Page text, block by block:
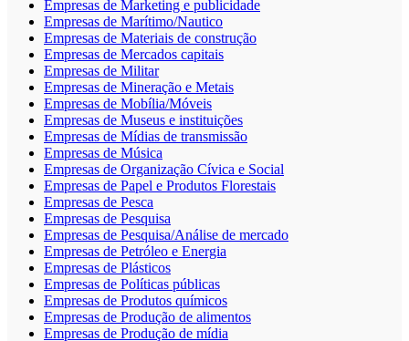
Empresas de Marketing e publicidade
Empresas de Marítimo/Nautico
Empresas de Materiais de construção
Empresas de Mercados capitais
Empresas de Militar
Empresas de Mineração e Metais
Empresas de Mobília/Móveis
Empresas de Museus e instituições
Empresas de Mídias de transmissão
Empresas de Música
Empresas de Organização Cívica e Social
Empresas de Papel e Produtos Florestais
Empresas de Pesca
Empresas de Pesquisa
Empresas de Pesquisa/Análise de mercado
Empresas de Petróleo e Energia
Empresas de Plásticos
Empresas de Políticas públicas
Empresas de Produtos químicos
Empresas de Produção de alimentos
Empresas de Produção de mídia